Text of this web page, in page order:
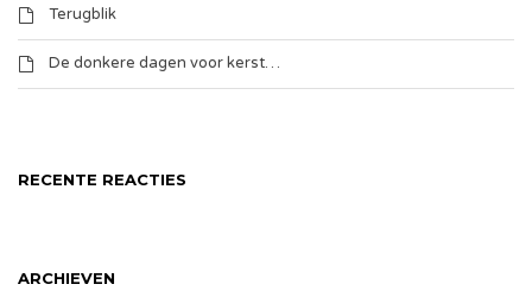
Terugblik
De donkere dagen voor kerst…
RECENTE REACTIES
ARCHIEVEN